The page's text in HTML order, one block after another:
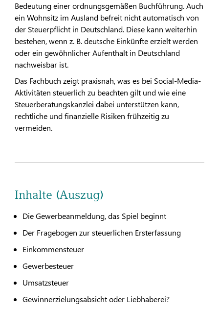
Bedeutung einer ordnungsgemäßen Buchführung. Auch
ein Wohnsitz im Ausland befreit nicht automatisch von
der Steuerpflicht in Deutschland. Diese kann weiterhin
bestehen, wenn z. B. deutsche Einkünfte erzielt werden
oder ein gewöhnlicher Aufenthalt in Deutschland
nachweisbar ist.
Das Fachbuch zeigt praxisnah, was es bei Social-Media-
Aktivitäten steuerlich zu beachten gilt und wie eine
Steuerberatungskanzlei dabei unterstützen kann,
rechtliche und finanzielle Risiken frühzeitig zu
vermeiden.
Inhalte (Auszug)
Die Gewerbeanmeldung, das Spiel beginnt
Der Fragebogen zur steuerlichen Ersterfassung
Einkommensteuer
Gewerbesteuer
Umsatzsteuer
Gewinnerzielungsabsicht oder Liebhaberei?